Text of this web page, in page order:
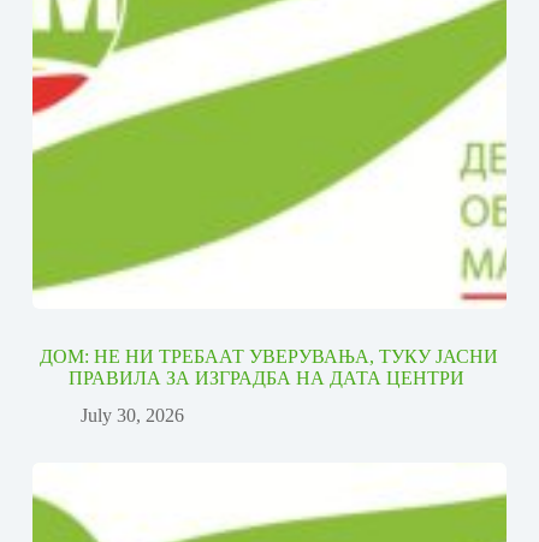
ДОМ: НЕ НИ ТРЕБААТ УВЕРУВАЊА, ТУКУ ЈАСНИ
ПРАВИЛА ЗА ИЗГРАДБА НА ДАТА ЦЕНТРИ
July 30, 2026